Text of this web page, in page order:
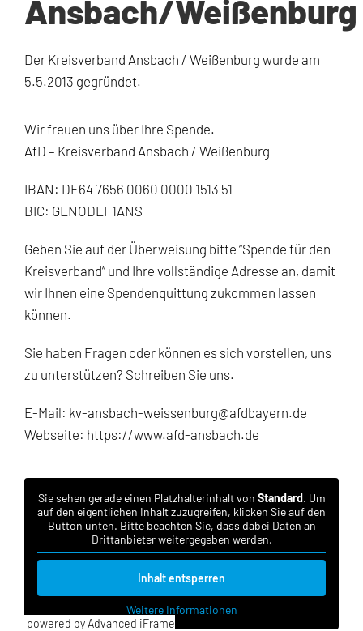
Ansbach/Weißenburg
Der Kreisverband Ansbach / Weißenburg wurde am
5.5.2013 gegründet.
Wir freuen uns über Ihre Spende.
AfD – Kreisverband Ansbach / Weißenburg
IBAN: DE64 7656 0060 0000 1513 51
BIC: GENODEF1ANS
Geben Sie auf der Überweisung bitte “Spende für den
Kreisverband” und Ihre vollständige Adresse an, damit
wir Ihnen eine Spendenquittung zukommen lassen
können.
Sie haben Fragen oder können es sich vorstellen, uns
zu unterstützen? Schreiben Sie uns.
E-Mail: kv-ansbach-weissenburg@afdbayern.de
Webseite: https://www.afd-ansbach.de
Sie sehen gerade einen Platzhalterinhalt von Standard. Um
auf den eigentlichen Inhalt zuzugreifen, klicken Sie auf den
Button unten. Bitte beachten Sie, dass dabei Daten an
Drittanbieter weitergegeben werden.
Inhalt entsperren
Weitere Informationen
powered by Advanced iFrame